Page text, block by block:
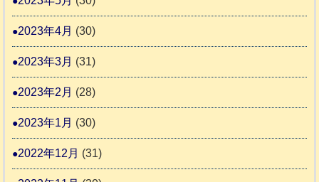
2023年4月 (30)
2023年3月 (31)
2023年2月 (28)
2023年1月 (30)
2022年12月 (31)